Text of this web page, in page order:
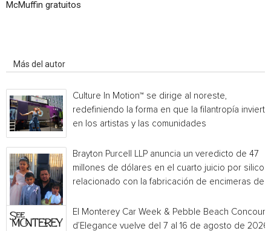
McMuffin gratuitos
Más del autor
Culture In Motion™ se dirige al noreste,
redefiniendo la forma en que la filantropía invierte
en los artistas y las comunidades
Brayton Purcell LLP anuncia un veredicto de 47
millones de dólares en el cuarto juicio por
relacionado con la fabricación de encimeras de...
El Monterey Car Week & Pebble Beach Concours
d’Elegance vuelve del 7 al 16 de agosto de 2026